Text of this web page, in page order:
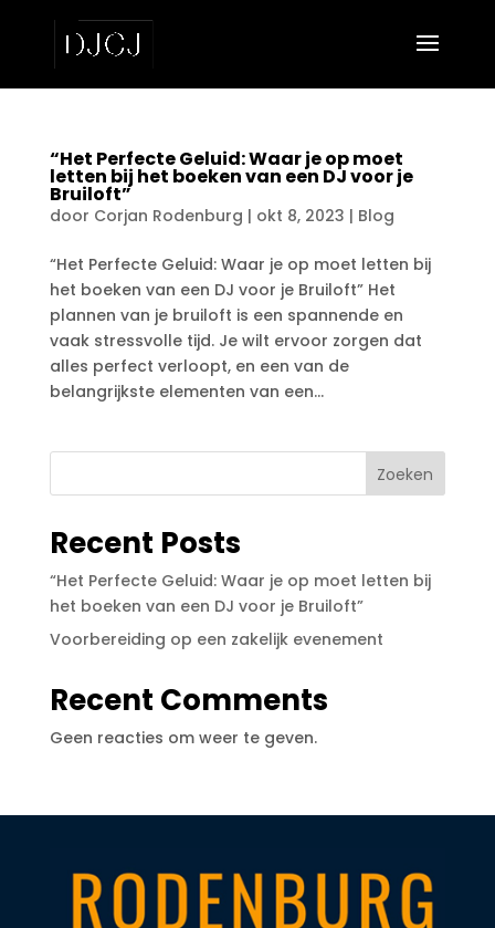
“Het Perfecte Geluid: Waar je op moet
letten bij het boeken van een DJ voor je
Bruiloft”
door Corjan Rodenburg | okt 8, 2023 | Blog
“Het Perfecte Geluid: Waar je op moet letten bij
het boeken van een DJ voor je Bruiloft” Het
plannen van je bruiloft is een spannende en
vaak stressvolle tijd. Je wilt ervoor zorgen dat
alles perfect verloopt, en een van de
belangrijkste elementen van een...
Zoeken
Recent Posts
“Het Perfecte Geluid: Waar je op moet letten bij
het boeken van een DJ voor je Bruiloft”
Voorbereiding op een zakelijk evenement
Recent Comments
Geen reacties om weer te geven.